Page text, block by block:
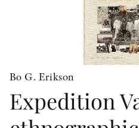
Bo G. Erikson
Expedition